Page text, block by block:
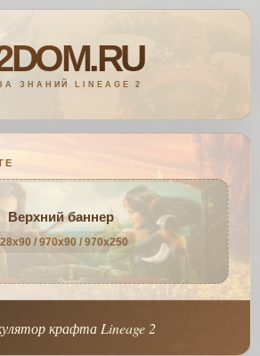
Верхний баннер
/ 970x90 / 970x250
крафта Lineage 2